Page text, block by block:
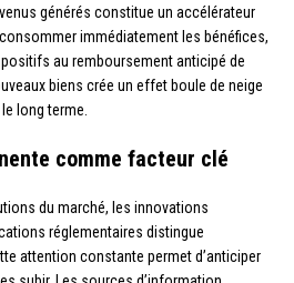
générés constitue un accélérateur
immédiatement les bénéfices,
au remboursement anticipé de
biens crée un effet boule de neige
long terme.
comme facteur clé
du marché, les innovations
réglementaires distingue
attention constante permet d’anticiper